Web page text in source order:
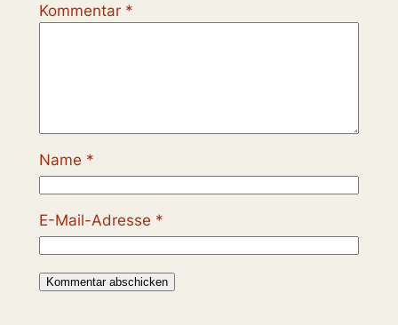
Kommentar *
Name *
E-Mail-Adresse *